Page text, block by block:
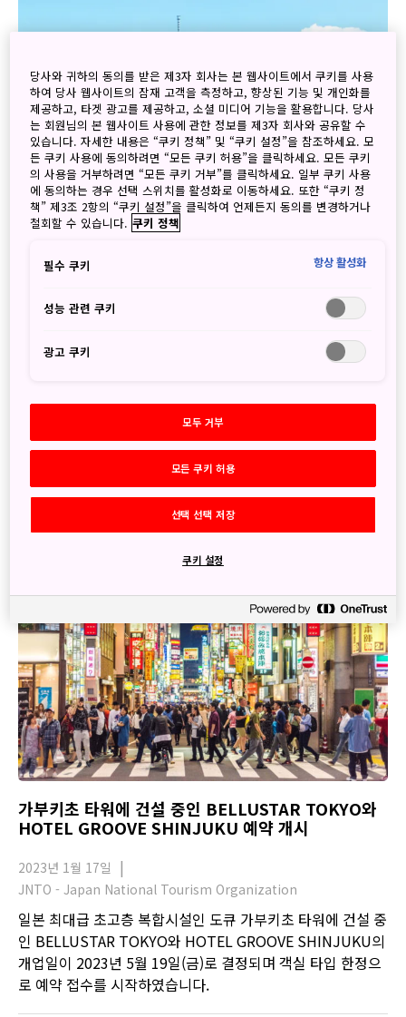
건축가 쿠마 켄고가 감수한 'ONE@Tokyo' 개업
JNTO - Japan National Tourism Organization
「ONE@Tokyo」가 2022년 11월 1일 오픈 하였습니다.예
술가의 아틀리에를 형상화한 스위트룸과 트렌디하면서도 기
능성을 추구한 142개 객실을 갖추고 있습니다.
가부키초 타워에 건설 중인 BELLUSTAR TOKYO와
HOTEL GROOVE SHINJUKU 예약 개시
2023년 1월 17일
JNTO - Japan National Tourism Organization
일본 최대급 초고층 복합시설인 도큐 가부키초 타워에 건설 중
인 BELLUSTAR TOKYO와 HOTEL GROOVE SHINJUKU의
개업일이 2023년 5월 19일(금)로 결정되며 객실 타입 한정으
로 예약 접수를 시작하였습니다.
당사와 귀하의 동의를 받은 제3자 회사는 본 웹사이트에서 쿠키를 사용
하여 당사 웹사이트의 잠재 고객을 측정하고, 향상된 기능 및 개인화를
제공하고, 타겟 광고를 제공하고, 소셜 미디어 기능을 활용합니다. 당사
는 회원님의 본 웹사이트 사용에 관한 정보를 제3자 회사와 공유할 수
있습니다. 자세한 내용은 “쿠키 정책” 및 “쿠키 설정”을 참조하세요. 모
든 쿠키 사용에 동의하려면 “모든 쿠키 허용”을 클릭하세요. 모든 쿠키
의 사용을 거부하려면 “모든 쿠키 거부”를 클릭하세요. 일부 쿠키 사용
에 동의하는 경우 선택 스위치를 활성화로 이동하세요. 또한 “쿠키 정
책” 제3조 2항의 “쿠키 설정”을 클릭하여 언제든지 동의를 변경하거나
철회할 수 있습니다. 쿠키 정책
필수 쿠키 항상 활성화
성능 관련 쿠키
광고 쿠키
모두 거부
모든 쿠키 허용
선택 선택 저장
쿠키 설정